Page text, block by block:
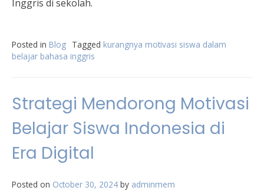
Inggris di sekolah.
Posted in Blog Tagged kurangnya motivasi siswa dalam
belajar bahasa inggris
Strategi Mendorong Motivasi
Belajar Siswa Indonesia di
Era Digital
Posted on October 30, 2024 by adminmem